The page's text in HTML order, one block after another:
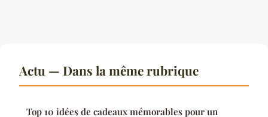
Actu — Dans la même rubrique
Top 10 idées de cadeaux mémorables pour un